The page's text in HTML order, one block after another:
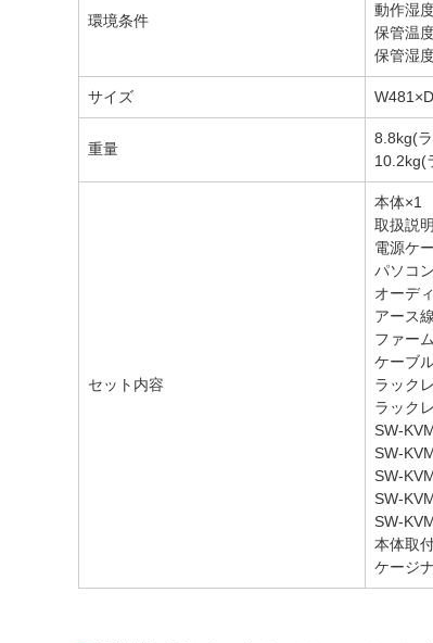
環境条件
動作湿
保管温
保管湿
サイズ
重量
8.8kg(
10.2kg(
セット内容
本体×1
取扱説
電源ケ
パソコ
オーデ
アース
ファー
ケーブ
ラック
ラック
SW-
SW-
SW-
SW-
SW-
本体取
ケージ